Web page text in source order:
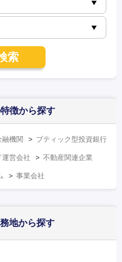
索
徴から探す
機関 ブティック型投資銀行
運営会社 不動産関連企業
事業会社
地から探す